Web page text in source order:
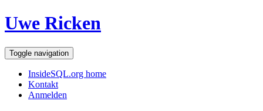
Uwe Ricken
Toggle navigation
InsideSQL.org home
Kontakt
Anmelden